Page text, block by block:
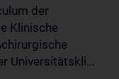
der
Klinische
Universitätskli...